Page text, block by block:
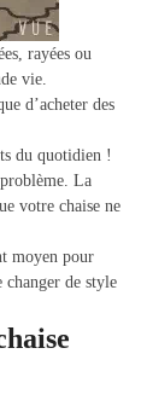
rayées ou
vie.
d’acheter des
du quotidien !
La
votre chaise ne
moyen pour
changer de style